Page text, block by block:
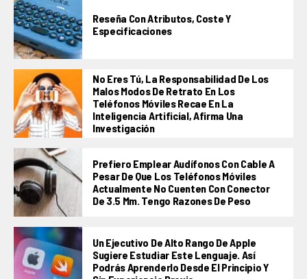
Reseña Con Atributos, Coste Y
Especificaciones
No Eres Tú, La Responsabilidad De Los
Malos Modos De Retrato En Los
Teléfonos Móviles Recae En La
Inteligencia Artificial, Afirma Una
Investigación
Prefiero Emplear Audífonos Con Cable A
Pesar De Que Los Teléfonos Móviles
Actualmente No Cuenten Con Conector
De 3.5 Mm. Tengo Razones De Peso
Un Ejecutivo De Alto Rango De Apple
Sugiere Estudiar Este Lenguaje. Así
Podrás Aprenderlo Desde El Principio Y